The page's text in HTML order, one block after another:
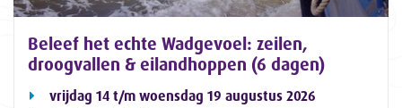
Beleef het echte Wadgevoel: zeilen,
droogvallen & eilandhoppen (6 dagen)
vrijdag 14 t/m woensdag 19 augustus 2026